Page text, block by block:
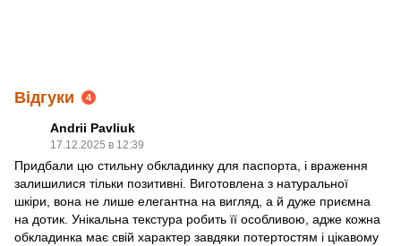
Відгуки 4
Andrii Pavliuk
17.12.2025 в 12:39
Придбали цю стильну обкладинку для паспорта, і враження
залишилися тільки позитивні. Виготовлена з натуральної
шкіри, вона не лише елегантна на вигляд, а й дуже приємна
на дотик. Унікальна текстура робить її особливою, адже кожна
обкладинка має свій характер завдяки потертостям і цікавому